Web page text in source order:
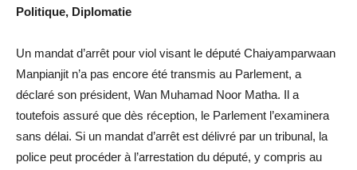
Politique, Diplomatie
Un mandat d’arrêt pour viol visant le député Chaiyamparwaan
Manpianjit n’a pas encore été transmis au Parlement, a
déclaré son président, Wan Muhamad Noor Matha. Il a
toutefois assuré que dès réception, le Parlement l’examinera
sans délai. Si un mandat d’arrêt est délivré par un tribunal, la
police peut procéder à l’arrestation du député, y compris au